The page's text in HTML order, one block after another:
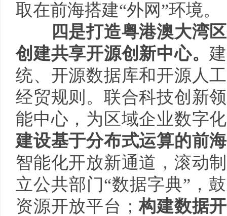
取在前海搭建“外网”环境。
四是打造粤港澳大湾
创建共享开源创新中心。
统、开源数据库和开源人
经贸规则。联合科技创新
能中心，为区域企业数字
建设基于分布式运算的前
智能化开放新通道，滚动
立公共部门“数据字典”，
资源开放平台；构建数据